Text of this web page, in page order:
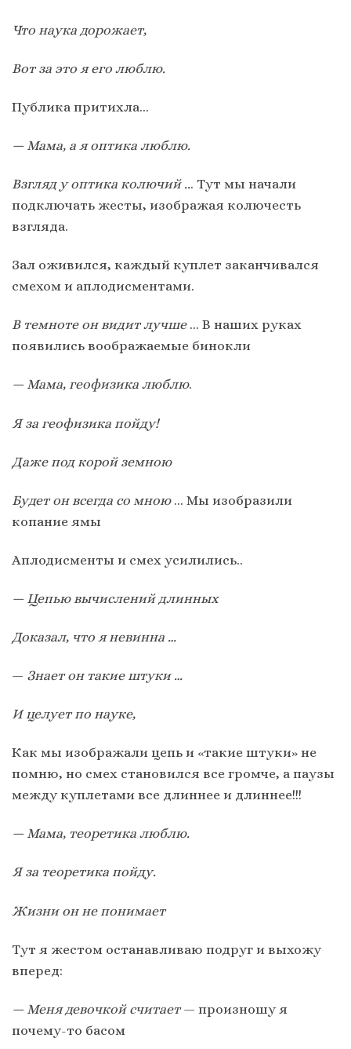
Что наука дорожает,
Вот за это я его люблю.
Публика притихла…
— Мама, а я оптика люблю.
Взгляд у оптика колючий ... Тут мы начали
подключать жесты, изображая колючесть
взгляда.
Зал оживился, каждый куплет заканчивался
смехом и аплодисментами.
В темноте он видит лучше… В наших руках
появились воображаемые бинокли
— Мама, геофизика люблю.
Я за геофизика пойду!
Даже под корой земною
Будет он всегда со мною… Мы изобразили
копание ямы
Аплодисменты и смех усилились..
— Цепью вычислений длинных
Доказал, что я невинна …
— Знает он такие штуки …
И целует по науке,
Как мы изображали цепь и «такие штуки» не
помню, но смех становился все громче, а паузы
между куплетами все длиннее и длиннее!!!
— Мама, теоретика люблю.
Я за теоретика пойду.
Жизни он не понимает
Тут я жестом останавливаю подруг и выхожу
вперед:
— Меня девочкой считает— произношу я
почему-то басом